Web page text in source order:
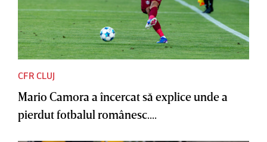
CFR CLUJ
Mario Camora a încercat să explice unde a
pierdut fotbalul românesc....